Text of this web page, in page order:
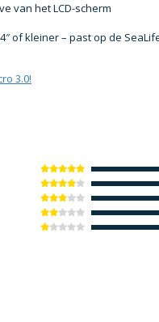
van het LCD-scherm
of kleiner – past op de SeaLife
3.0!